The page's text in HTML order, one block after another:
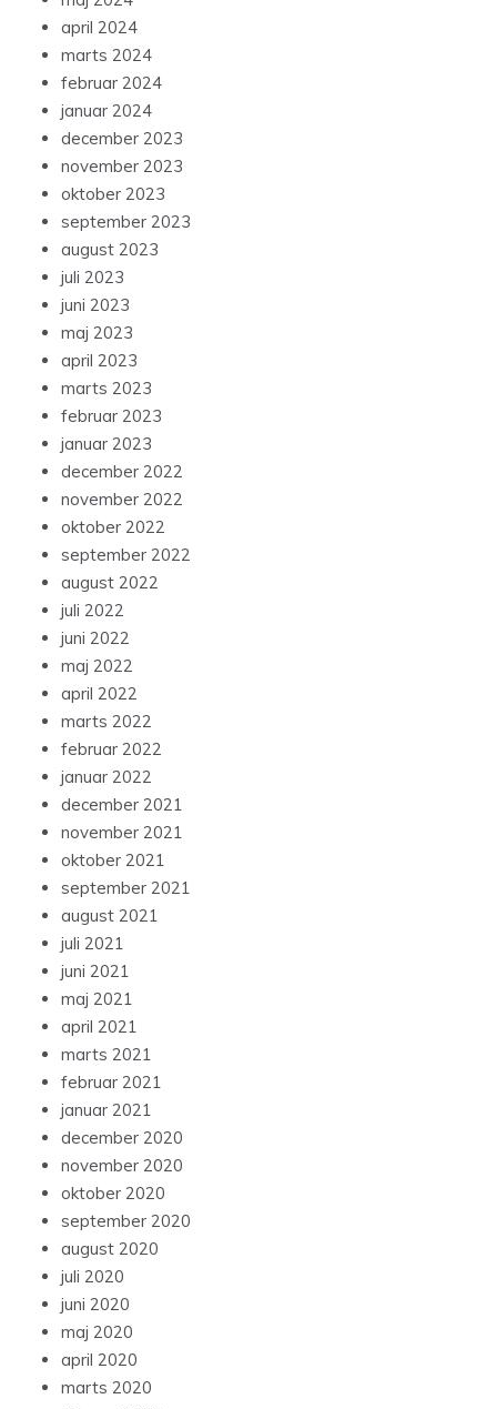
april 2024
marts 2024
februar 2024
januar 2024
december 2023
november 2023
oktober 2023
september 2023
august 2023
juli 2023
juni 2023
maj 2023
april 2023
marts 2023
februar 2023
januar 2023
december 2022
november 2022
oktober 2022
september 2022
august 2022
juli 2022
juni 2022
maj 2022
april 2022
marts 2022
februar 2022
januar 2022
december 2021
november 2021
oktober 2021
september 2021
august 2021
juli 2021
juni 2021
maj 2021
april 2021
marts 2021
februar 2021
januar 2021
december 2020
november 2020
oktober 2020
september 2020
august 2020
juli 2020
juni 2020
maj 2020
april 2020
marts 2020